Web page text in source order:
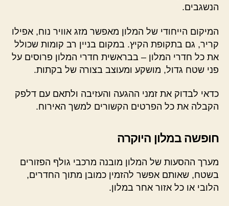
הנשגבים.
המיקום הייחודי של המלון מאפשר מזג אוויר נוח, אפילו
קריר, גם בתקופת הקיץ. במקום בניין רב קומות שכולל
את כל חדרי המלון – בבראשית חדרי המלון פרוסים על
פני שטח גדול, מושקע ומעוצב בצורה של בקתות.
כדאי לבדוק את זמני ההגעה והעזיבה ולתאם עם דלפק
הקבלה את כל הפרטים הקשורים למשך האירוח.
חופשה במלון היוקרה
מערך ההסעות של המלון מובנה מרכבי גולף הפזורים
בשטח, שאותם אפשר להזמין כמובן מתוך החדרים,
הלובי או כל אזור אחר במלון.